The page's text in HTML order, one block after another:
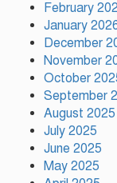
February
January
December
November
October
September
August 2025
July 2025
June 2025
May 2025